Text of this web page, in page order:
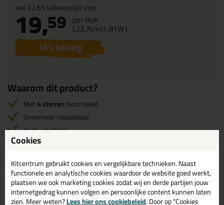
van22,65(adviesprijs) voor
19,59 per stuk
(23,70incl. BTW )
14% korting
Waarom dit product?
Met4 sterrenbeoordeeld
Universeel toepasbaar
Kant- en Klaar
Voor PU- Siliconen- en Hybridekit
Omschrijving Specificaties Reviews (1)
Cookies
Kitcentrum gebruikt cookies en vergelijkbare technieken. Naast
functionele en analytische cookies waardoor de website goed werkt,
plaatsen we ook marketing cookies zodat wij en derde partijen jouw
internetgedrag kunnen volgen en persoonlijke content kunnen laten
zien. Meer weten?Lees hier ons cookiebeleid. Door op "Cookies